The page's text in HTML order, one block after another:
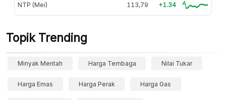
NTP (Mei) 113,79 +1.34
Topik Trending
Minyak Mentah Harga Tembaga Nilai Tukar
Harga Emas Harga Perak Harga Gas